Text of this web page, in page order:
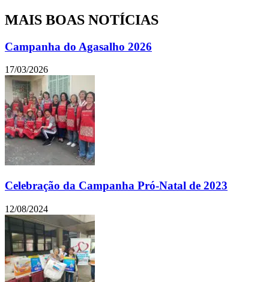
MAIS BOAS NOTÍCIAS
Campanha do Agasalho 2026
17/03/2026
Celebração da Campanha Pró-Natal de 2023
12/08/2024